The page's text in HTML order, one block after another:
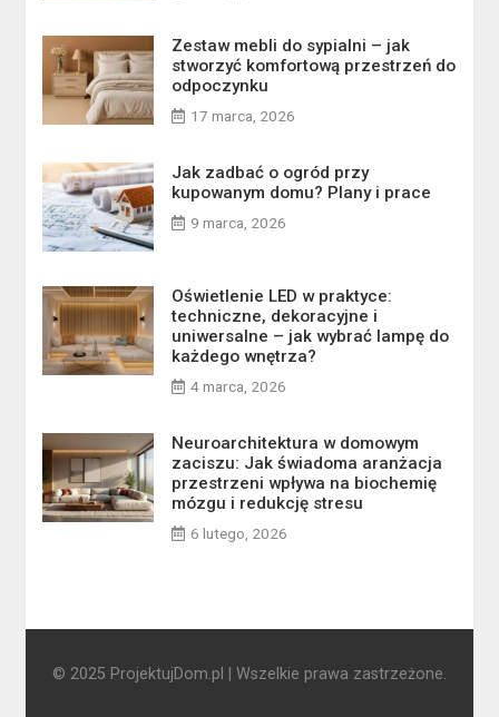
Zestaw mebli do sypialni – jak
stworzyć komfortową przestrzeń do
odpoczynku
17 marca, 2026
Jak zadbać o ogród przy
kupowanym domu? Plany i prace
9 marca, 2026
Oświetlenie LED w praktyce:
techniczne, dekoracyjne i
uniwersalne – jak wybrać lampę do
każdego wnętrza?
4 marca, 2026
Neuroarchitektura w domowym
zaciszu: Jak świadoma aranżacja
przestrzeni wpływa na biochemię
mózgu i redukcję stresu
6 lutego, 2026
© 2025 ProjektujDom.pl | Wszelkie prawa zastrzeżone.